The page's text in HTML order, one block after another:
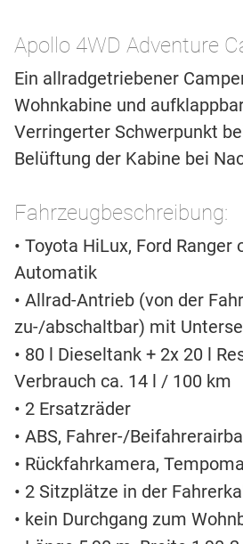
Apollo 4WD Adventure
Ein allradgetriebener
Wohnkabine und
Verringerter Schwerpunkt
Belüftung der Kabine bei
Fahrzeugbeschreibung:
• Toyota HiLux, Ford Ranger
Automatik
• Allrad-Antrieb (von der
zu-/abschaltbar) mit
• 80 l Dieseltank + 2x 20 l
Verbrauch ca. 14 l / 100 km
• 2 Ersatzräder
• ABS, Fahrer-/
• Rückfahrkamera,
• 2 Sitzplätze in der
• kein Durchgang zum